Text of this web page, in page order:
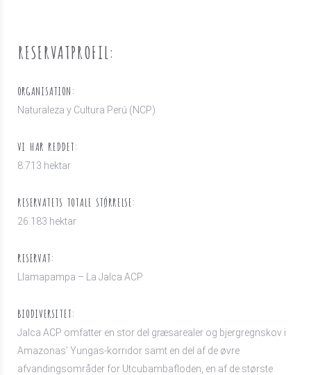
RESERVATPROFIL:
ORGANISATION:
Naturaleza y Cultura Perú (NCP)
VI HAR REDDET:
8.713 hektar
RESERVATETS TOTALE STØRRELSE:
26.183 hektar
RESERVAT:
Llamapampa – La Jalca ACP
BIODIVERSITET:
Jalca ACP omfatter en stor del græsarealer og bjergregnskov i
Amazonas’ Yungas-korridor samt en del af de øvre
afvandingsområder for Utcubambafloden, en af de største